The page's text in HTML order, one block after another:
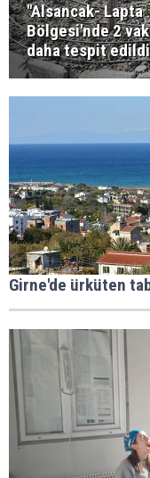
"Alsancak- Lapta
Bölgesi'nde 2
daha tespit
Girne'de ürküten